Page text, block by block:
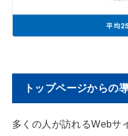
トップページからの
多くの人が訪れるWebサ